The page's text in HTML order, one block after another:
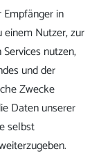
in
Nutzer, zur
nutzen,
und der
Zwecke
Daten unserer
selbst